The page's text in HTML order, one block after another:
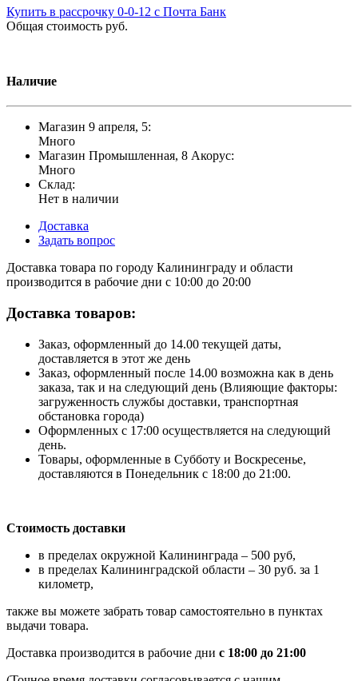
Купить в рассрочку 0-0-12 с Почта Банк
Общая стоимость руб.
Наличие
Магазин 9 апреля, 5:
Много
Магазин Промышленная, 8 Акорус:
Много
Склад:
Нет в наличии
Доставка
Задать вопрос
Доставка товара по городу Калининграду и области
производится в рабочие дни с 10:00 до 20:00
Доставка товаров:
Заказ, оформленный до 14.00 текущей даты,
доставляется в этот же день
Заказ, оформленный после 14.00 возможна как в день
заказа, так и на следующий день (Влияющие факторы:
загруженность службы доставки, транспортная
обстановка города)
Оформленных с 17:00 осуществляется на следующий
день.
Товары, оформленные в Субботу и Воскресенье,
доставляются в Понедельник с 18:00 до 21:00.
Стоимость доставки
в пределах окружной Калининграда – 500 руб,
в пределах Калининградской области – 30 руб. за 1
километр,
также вы можете забрать товар самостоятельно в пунктах
выдачи товара.
Доставка производится в рабочие дни с 18:00 до 21:00